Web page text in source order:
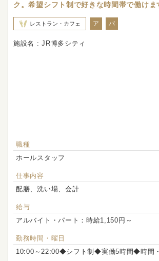
ク。希望シフト制で好きな時間帯で働けま
レストラン・カフェ ア パ
施設名 : JR博多シティ
職種
ホールスタッフ
仕事内容
配膳、洗い場、会計
給与
アルバイト・パート：時給1,150円～
勤務時間・曜日
10:00～22:00◆シフト制◆実働5時間◆時間